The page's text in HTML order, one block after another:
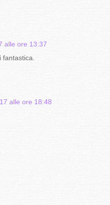
alle ore 13:37
alle ore 18:48